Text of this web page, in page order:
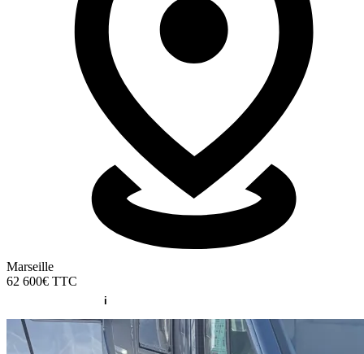
Marseille
62 600€ TTC